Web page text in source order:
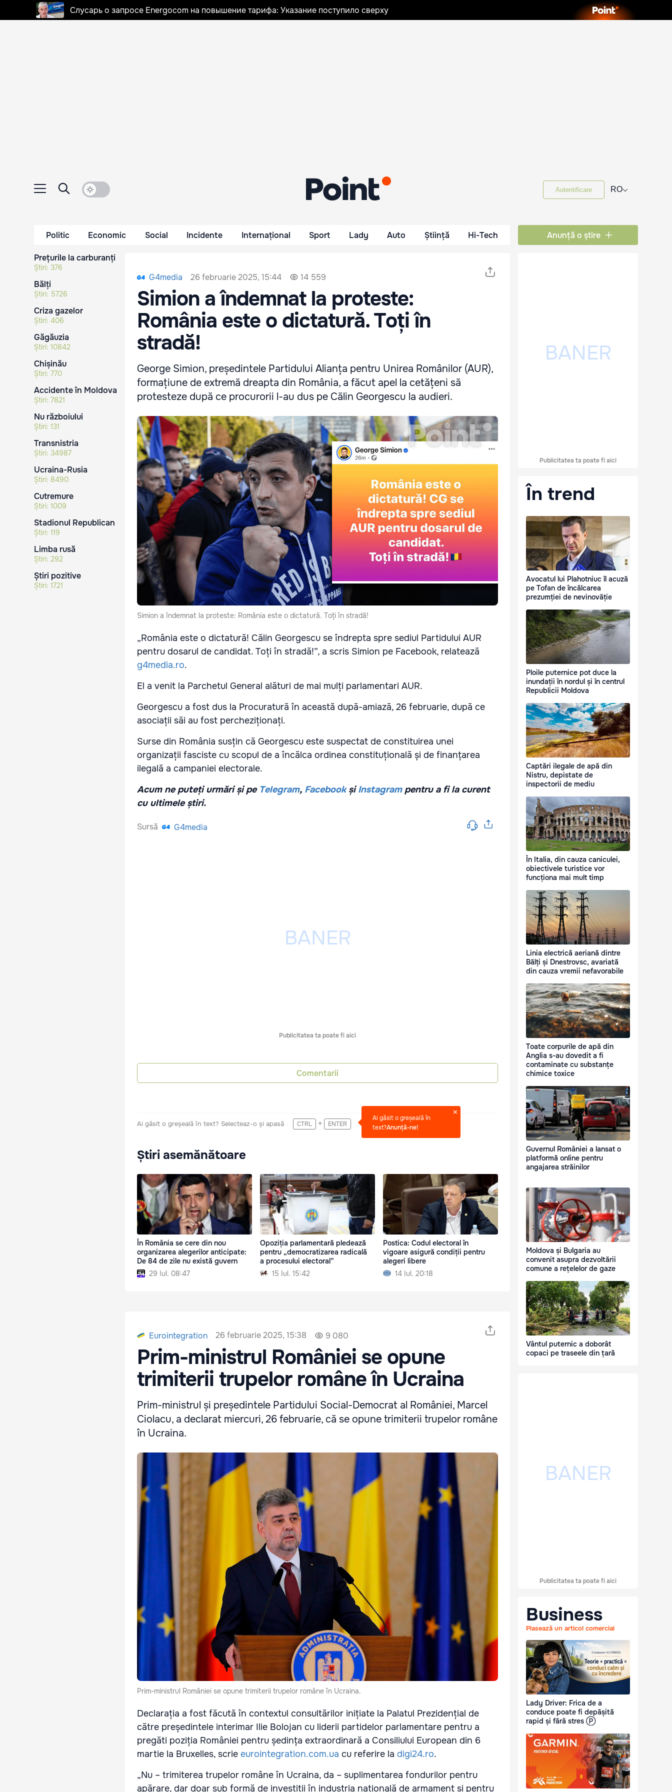
Слусарь о запросе Energocom на повышение тарифа: Указание поступило сверху
Autentificare RO⌵
Politic Economic Social Incidente Internațional Sport Lady Auto Știință Hi-Tech Anunță o știre
Prețurile la carburanți
Știri: 376
Bălți
Știri: 5726
Criza gazelor
Știri: 406
Găgăuzia
Știri: 10842
Chișinău
Știri: 770
Accidente în Moldova
Știri: 7821
Nu războiului
Știri: 131
Transnistria
Știri: 34987
Ucraina-Rusia
Știri: 8490
Cutremure
Știri: 1009
Stadionul Republican
Știri: 119
Limba rusă
Știri: 292
Știri pozitive
Știri: 1721
G4media 26 februarie 2025, 15:44 14 559
Simion a îndemnat la proteste:
România este o dictatură. Toți în
stradă!
George Simion, președintele Partidului Alianța pentru Unirea Românilor (AUR),
formațiune de extremă dreapta din România, a făcut apel la cetățeni să
protesteze după ce procurorii l-au dus pe Călin Georgescu la audieri.
Simion a îndemnat la proteste: România este o dictatură. Toți în stradă!
„România este o dictatură! Călin Georgescu se îndrepta spre sediul Partidului AUR
pentru dosarul de candidat. Toți în stradă!”, a scris Simion pe Facebook, relatează
g4media.ro.
El a venit la Parchetul General alături de mai mulți parlamentari AUR.
Georgescu a fost dus la Procuratură în această după-amiază, 26 februarie, după ce
asociații săi au fost percheziționați.
Surse din România susțin că Georgescu este suspectat de constituirea unei
organizații fasciste cu scopul de a încălca ordinea constituțională și de finanțarea
ilegală a campaniei electorale.
Acum ne puteți urmări și pe Telegram, FacebookșiInstagrampentru a fi la curent
cu ultimele știri.
Sursă G4media
Publicitatea ta poate fi aici
Comentarii
Ai găsit o greșeală în text? Selecteaz-o și apasă CTRL + ENTER
Ai găsit o greșeală în
text?Anunță-ne!
Știri asemănătoare
În România se cere din nou
organizarea alegerilor anticipate:
De 84 de zile nu există guvern
29 Iul. 08:47
Opoziția parlamentară pledează
pentru „democratizarea radicală
a procesului electoral”
15 Iul. 15:42
Postica: Codul electoral în
vigoare asigură condiții pentru
alegeri libere
14 Iul. 20:18
Eurointegration 26 februarie 2025, 15:38 9 080
Prim-ministrul României se opune
trimiterii trupelor române în Ucraina
Prim-ministrul și președintele Partidului Social-Democrat al României, Marcel
Ciolacu, a declarat miercuri, 26 februarie, că se opune trimiterii trupelor române
în Ucraina.
Prim-ministrul României se opune trimiterii trupelor române în Ucraina.
Declarația a fost făcută în contextul consultărilor inițiate la Palatul Prezidențial de
către președintele interimar Ilie Bolojan cu liderii partidelor parlamentare pentru a
pregăti poziția României pentru ședința extraordinară a Consiliului European din 6
martie la Bruxelles, scrie eurointegration.com.ua cu referire la digi24.ro.
„Nu – trimiterea trupelor române în Ucraina, da – suplimentarea fondurilor pentru
apărare, dar doar sub formă de investiții în industria națională de armament și pentru
Publicitatea ta poate fi aici
În trend
Avocatul lui Plahotniuc îl acuză
pe Tofan de încălcarea
prezumției de nevinovăție
Ploile puternice pot duce la
inundații în nordul și în centrul
Republicii Moldova
Captări ilegale de apă din
Nistru, depistate de
inspectorii de mediu
În Italia, din cauza caniculei,
obiectivele turistice vor
funcționa mai mult timp
Linia electrică aeriană dintre
Bălți și Dnestrovsc, avariată
din cauza vremii nefavorabile
Toate corpurile de apă din
Anglia s-au dovedit a fi
contaminate cu substanțe
chimice toxice
Guvernul României a lansat o
platformă online pentru
angajarea străinilor
Moldova și Bulgaria au
convenit asupra dezvoltării
comune a rețelelor de gaze
Vântul puternic a doborât
copaci pe traseele din țară
Publicitatea ta poate fi aici
Business
Plasează un articol comercial
Lady Driver: Frica de a
conduce poate fi depășită
rapid și fără stres Ⓟ